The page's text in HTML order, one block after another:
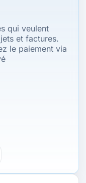
qui veulent
et factures.
le paiement via